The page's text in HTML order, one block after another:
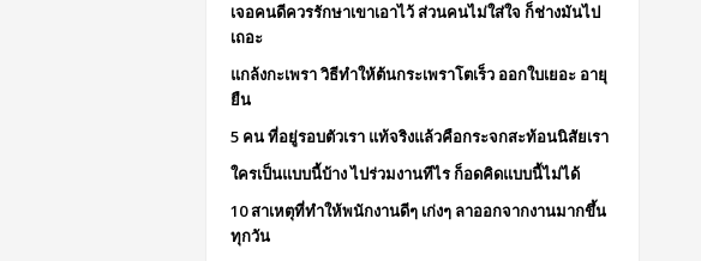
เจอคนดีควรรักษาเขาเอาไว้ ส่วนคนไม่ใส่ใจ ก็ช่างมันไป
เถอะ
แกล้งกะเพรา วิธีทำให้ต้นกระเพราโตเร็ว ออกใบเยอะ อายุ
ยืน
5 คน ที่อยู่รอบตัวเรา แท้จริงแล้วคือกระจกสะท้อนนิสัยเรา
ใครเป็นแบบนี้บ้าง ไปร่วมงานทีไร ก็อดคิดแบบนี้ไม่ได้
10 สาเหตุที่ทำให้พนักงานดีๆ เก่งๆ ลาออกจากงานมากขึ้น
ทุกวัน